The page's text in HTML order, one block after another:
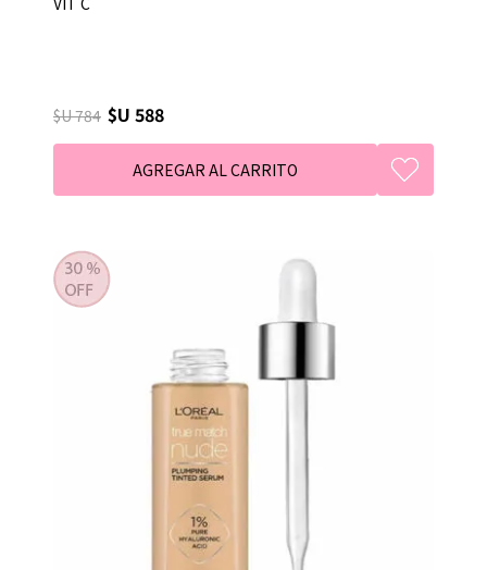
$U 784 $U 588